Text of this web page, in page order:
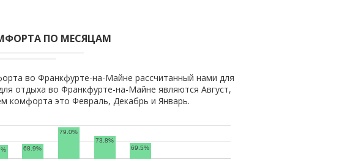
ПО МЕСЯЦАМ
во Франкфурте-на-Майне рассчитанный нами для
отдыха во Франкфурте-на-Майне являются Август,
комфорта это Февраль, Декабрь и Январь.
68.9%
79.0%
73.8%
69.5%